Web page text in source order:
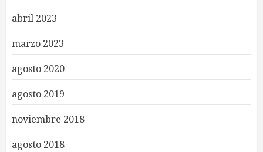
abril 2023
marzo 2023
agosto 2020
agosto 2019
noviembre 2018
agosto 2018